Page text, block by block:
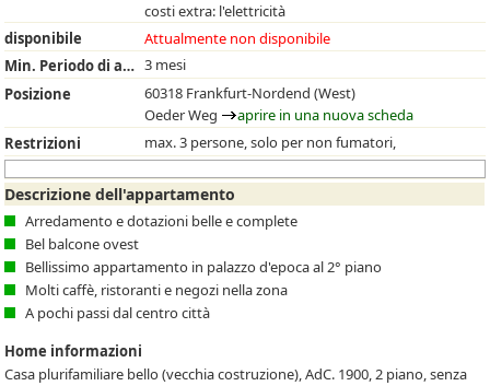
costi extra: l'elettricità
disponibile
Attualmente non disponibile
Min. Periodo di affitto 3 mesi
Posizione
60318 Frankfurt-Nordend (West)
Oeder Weg
aprire in una nuova scheda
Restrizioni
max. 3 persone, solo per non fumatori,
Descrizione dell'appartamento
Arredamento e dotazioni belle e complete
Bel balcone ovest
Bellissimo appartamento in palazzo d'epoca al 2° piano
Molti caffè, ristoranti e negozi nella zona
A pochi passi dal centro città
Home informazioni
Casa plurifamiliare bello (vecchia costruzione), AdC. 1900, 2 piano, senza